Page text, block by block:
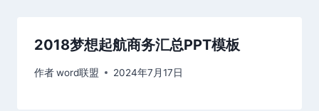
2018梦想起航商务汇总PPT模板
作者word联盟 2024年7月17日